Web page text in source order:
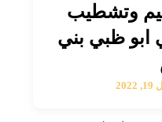
ترميم وتشطيب
ابو ظبي بني